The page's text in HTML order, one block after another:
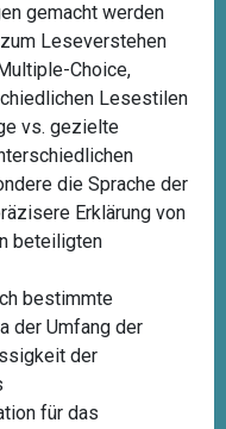
gemacht werden
Leseverstehen
Choice,
Lesestilen
vs. gezielte
die Sprache der
Erklärung von
beteiligten
bestimmte
der Umfang der
der
für das